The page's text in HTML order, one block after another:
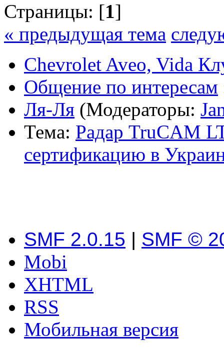
Страницы: [1]
« предыдущая тема
Chevrolet Aveo, Vida
Общение по интересам
Ля-Ля (Модераторы:
Тема: Радар TruCAM
сертификацию в
SMF 2.0.15 | SMF ©
Mobi
XHTML
RSS
Мобильная версия